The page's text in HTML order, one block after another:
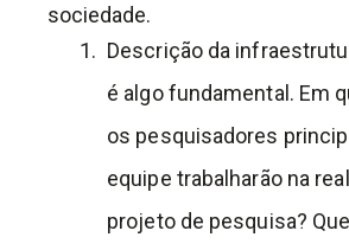
sociedade.
Descrição da
é algo fundamental. Em
os pesquisadores
equipe trabalharão na
projeto de pesquisa?